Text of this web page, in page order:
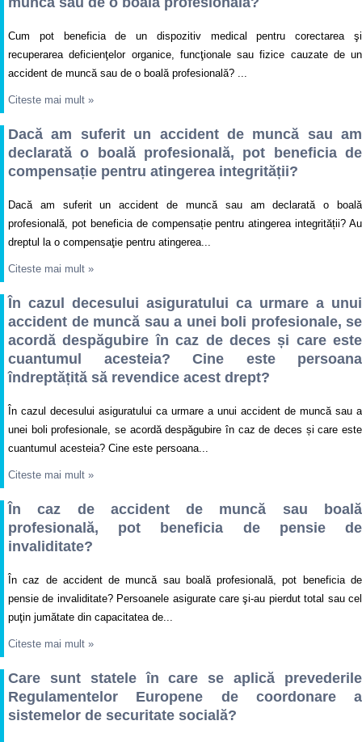
Cum pot beneficia de un dispozitiv medical pentru corectarea şi
recuperarea deficienţelor organice, funcţionale sau fizice cauzate de un
accident de muncă sau de o boală profesională? ...
Citeste mai mult »
Dacă am suferit un accident de muncă sau am
declarată o boală profesională, pot beneficia de
compensație pentru atingerea integrității?
Dacă am suferit un accident de muncă sau am declarată o boală
profesională, pot beneficia de compensație pentru atingerea integrității? Au
dreptul la o compensaţie pentru atingerea...
Citeste mai mult »
În cazul decesului asiguratului ca urmare a unui
accident de muncă sau a unei boli profesionale, se
acordă despăgubire în caz de deces și care este
cuantumul acesteia? Cine este persoana
îndreptățită să revendice acest drept?
În cazul decesului asiguratului ca urmare a unui accident de muncă sau a
unei boli profesionale, se acordă despăgubire în caz de deces și care este
cuantumul acesteia? Cine este persoana...
Citeste mai mult »
În caz de accident de muncă sau boală
profesională, pot beneficia de pensie de
invaliditate?
În caz de accident de muncă sau boală profesională, pot beneficia de
pensie de invaliditate? Persoanele asigurate care şi-au pierdut total sau cel
puţin jumătate din capacitatea de...
Citeste mai mult »
Care sunt statele în care se aplică prevederile
Regulamentelor Europene de coordonare a
sistemelor de securitate socială?